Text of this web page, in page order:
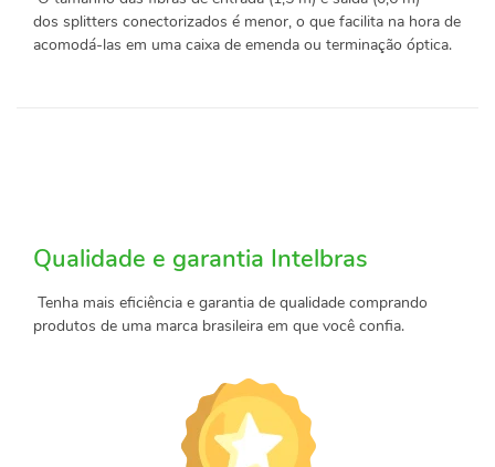
dos splitters conectorizados é menor, o que facilita na hora de
acomodá-las em uma caixa de emenda ou terminação óptica.
Qualidade e garantia Intelbras
Tenha mais eficiência e garantia de qualidade comprando
produtos de uma marca brasileira em que você confia.